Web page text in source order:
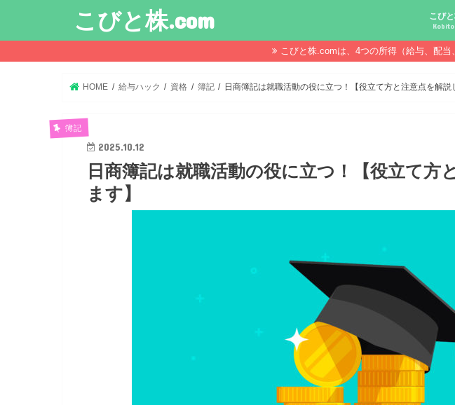
こびと株.com こび
こびと
こびと
こびと
こびと
こびと
こびと株.comは、4つの所得（給与、配
HOME 給与ハック 資格 簿記 日商簿記は就職活動の役に立つ！【役立て方と注意点を解説
簿記
2025.10.12
日商簿記は就職活動の役に立つ！【役立て方
ます】